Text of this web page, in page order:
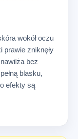
wokół oczu
prawie zniknęły
bez
blasku,
efekty są